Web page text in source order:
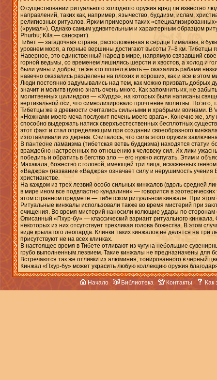
О существовании ритуального холодного оружия вряд ли известно
направлений, таких как, например, язычество, буддизм, ислам,
религиозных ритуалов. Ярким примером таких
(«румал»). Однако самым удивительным и характерным образцом
Phurbu; Kila — санскрит).
Тибет — загадочная страна, расположенная в сердце Гималаев, в
уровнем моря, а горные вершины достигают высоты 7–8 км. Тибетцы
Наверное, это единственный народ в мире, напрямую связавший
горной ведьмы, со временем лишились шерсти и хвостов, а холод и
были умны и добры, те же кто пошел в мать — оказались рабами
навечно оказались разделены на плохих и хороших, как и все в этом
Люди постоянно задумывались над тем, как можно призвать добрых
значит и молитв нужно знать очень много. Как запомнить их, не
молитвенных цилиндров — «Хурдэ», на которых были написаны
вертикальной оси, что символизировало прочтение молитвы. Но это,
Тибетцы же в древности считались сильными и храбрыми воинами. В
«Ножнами моего меча послужит печень моего врага». Конечно же,
способно выдержать натиск сверхъестественных бесплотных
этот факт и стал определяющим при создании своеобразного
изготавливали из дерева. Считалось, что сила этого оружия
В пантеоне ламаизма (тибетская ветвь буддизма) находятся
враждебно настроенных по отношению к человеку сил. Их лики
победить и обратить в бегство зло — его нужно испугать. Этим и
Махакала, божество с головой, имеющей три лица, искаженных
«Ваджра» (название «Ваджра» означает силу и нерушимость
христианстве.
На каждом из трех лезвий особо сильных кинжалов (вдоль средней
в мире ином все подвластно кундалини» — говорится в
этом странном предмете — тибетском ритуальном кинжале. При
Ритуальные кинжалы использовали также во время мистерий при
очищения. Во время мистерий наносили колющие удары по сторонам
Описанный «Пхур-бу» — классический вариант ритуального
некоторых из них отсутствует трехликая голова божества. В этом
виде крылатого леопарда. Клинки таких кинжалов не делятся на
присутствуют не на всех клинках.
В настоящее время в Тибете отливают из чугуна небольшие
грубо выполненным лезвием. Такие кинжалы не предназначены для
Встречаются так же отливки из алюминия, тонированного в черный
Кинжал «Пхур-бу» может украсить любую коллекцию оружия
Начало Библиотека Контакты Как